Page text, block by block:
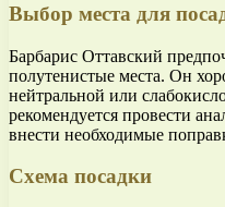
Выбор места для
Барбарис Оттавский
полутенистые места. Он
нейтральной или
рекомендуется провести
внести необходимые
Схема посадки